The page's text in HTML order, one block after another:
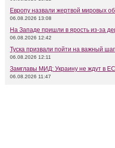
Европу назвали жертвой мировых
06.08.2026 13:08
На Западе пришли в ярость из-за
06.08.2026 12:42
Туска призвали пойти на важный
06.08.2026 12:11
Замглавы МИД: Украину не ждут в ЕС
06.08.2026 11:47